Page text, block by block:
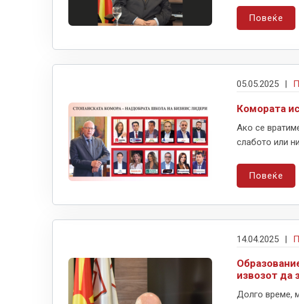
Повеќе
05.05.2025 |
Комората
Ако се
слабото или
Повеќе
14.04.2025
извозот да
Долго време,